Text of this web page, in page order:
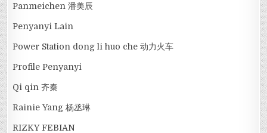
Panmeichen 潘美辰
Penyanyi Lain
Power Station dong li huo che 动力火车
Profile Penyanyi
Qi qin 齐秦
Rainie Yang 杨丞琳
RIZKY FEBIAN